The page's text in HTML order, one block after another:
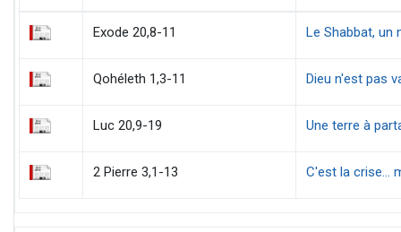
Exode 20,8-11 Le Shabbat, un
Qohéleth 1,3-11 Dieu n'est pas
Luc 20,9-19 Une terre à
2 Pierre 3,1-13 C'est la crise…